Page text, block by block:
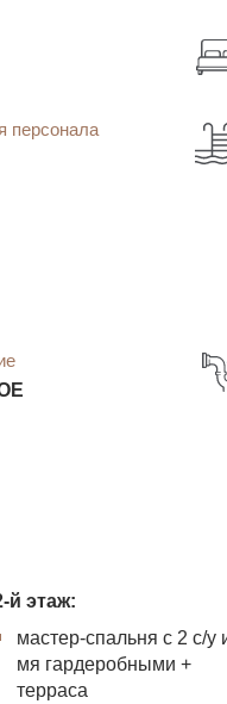
персонала
й этаж:
мастер-спальня с 2 с/у
мя гардеробными +
терраса